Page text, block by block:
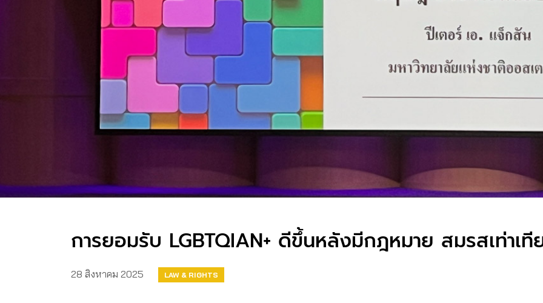
การยอมรับ LGBTQIAN+ ดีขึ้นหลังมีกฎหมาย สมรสเท่าเที
28 สิงหาคม 2025 LAW & RIGHTS